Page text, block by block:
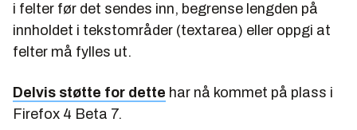
i felter før det sendes inn, begrense lengden på
innholdet i tekstområder (textarea) eller oppgi at
felter må fylles ut.
Delvis støtte for dette har nå kommet på plass i
Firefox 4 Beta 7.